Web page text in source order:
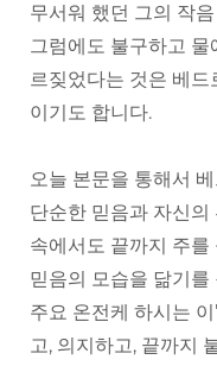
무서워 했던 그의 작
그럼에도 불구하고
르짖었다는 것은 베드
이기도 합니다.
오늘 본문을 통해서
단순한 믿음과 자신
속에서도 끝까지 주
믿음의 모습을 닮기를
주요 온전케 하시는
고, 의지하고, 끝까지